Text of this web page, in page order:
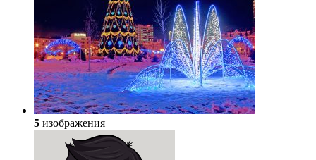
5 изображения